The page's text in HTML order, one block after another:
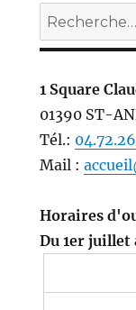
Recherche
pour :
1 Square
01390 ST-
Tél.:
Mail :
Horaires
Du 1er juillet